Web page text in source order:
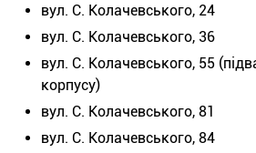
вул. С. Колачевського, 24
вул. С. Колачевського, 36
вул. С. Колачевського, 55
корпусу)
вул. С. Колачевського, 81
вул. С. Колачевського, 84